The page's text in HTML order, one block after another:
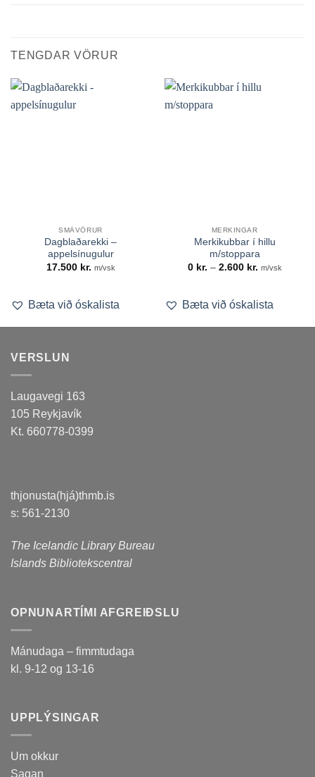
TENGDAR VÖRUR
SMÁVÖRUR
Dagblaðarekki –
appelsínugulur
17.500 kr. m/vsk
Bæta við óskalista
MERKINGAR
Merkikubbar í hillu
m/stoppara
0 kr. – 2.600 kr. Price
2.600 kr.
m/vsk
Bæta við óskalista
VERSLUN
Laugavegi 163
105 Reykjavík
Kt. 660778-0399
thjonusta(hjá)thmb.is
s: 561-2130
The Icelandic Library Bureau
Islands Bibliotekscentral
OPNUNARTÍMI AFGREIÐSLU
Mánudaga – fimmtudaga
kl. 9-12 og 13-16
UPPLÝSINGAR
Um okkur
Sagan